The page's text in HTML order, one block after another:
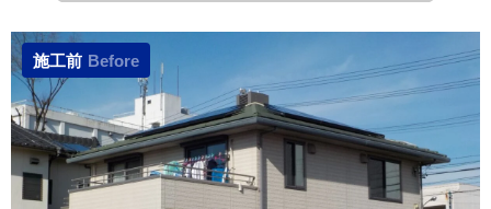
施工前 Before